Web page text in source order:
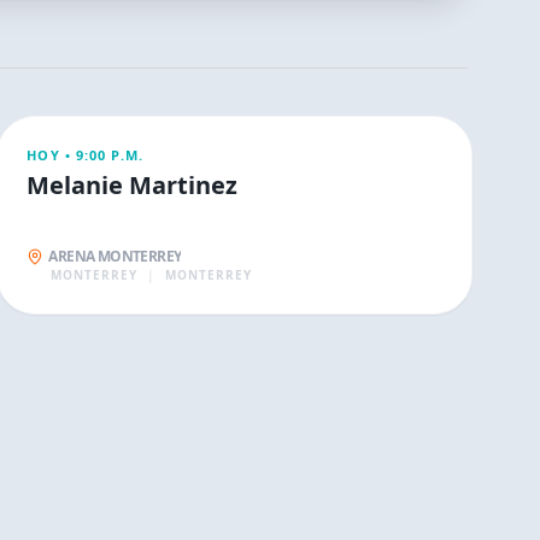
CONCIERTOS
HOY • 9:00 P.M.
Melanie Martinez
ARENA MONTERREY
MONTERREY MONTERREY